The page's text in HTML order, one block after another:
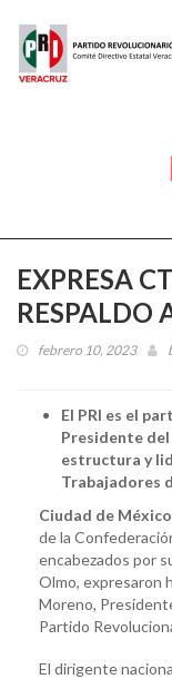
EXPRESA
RESPALDO
febrero 10, 2023
El PRI es el
Presidente
estructura y
Trabajadores
Ciudad de
de la
encabezados por
Olmo, expresaron
Moreno,
Partido
El dirigente